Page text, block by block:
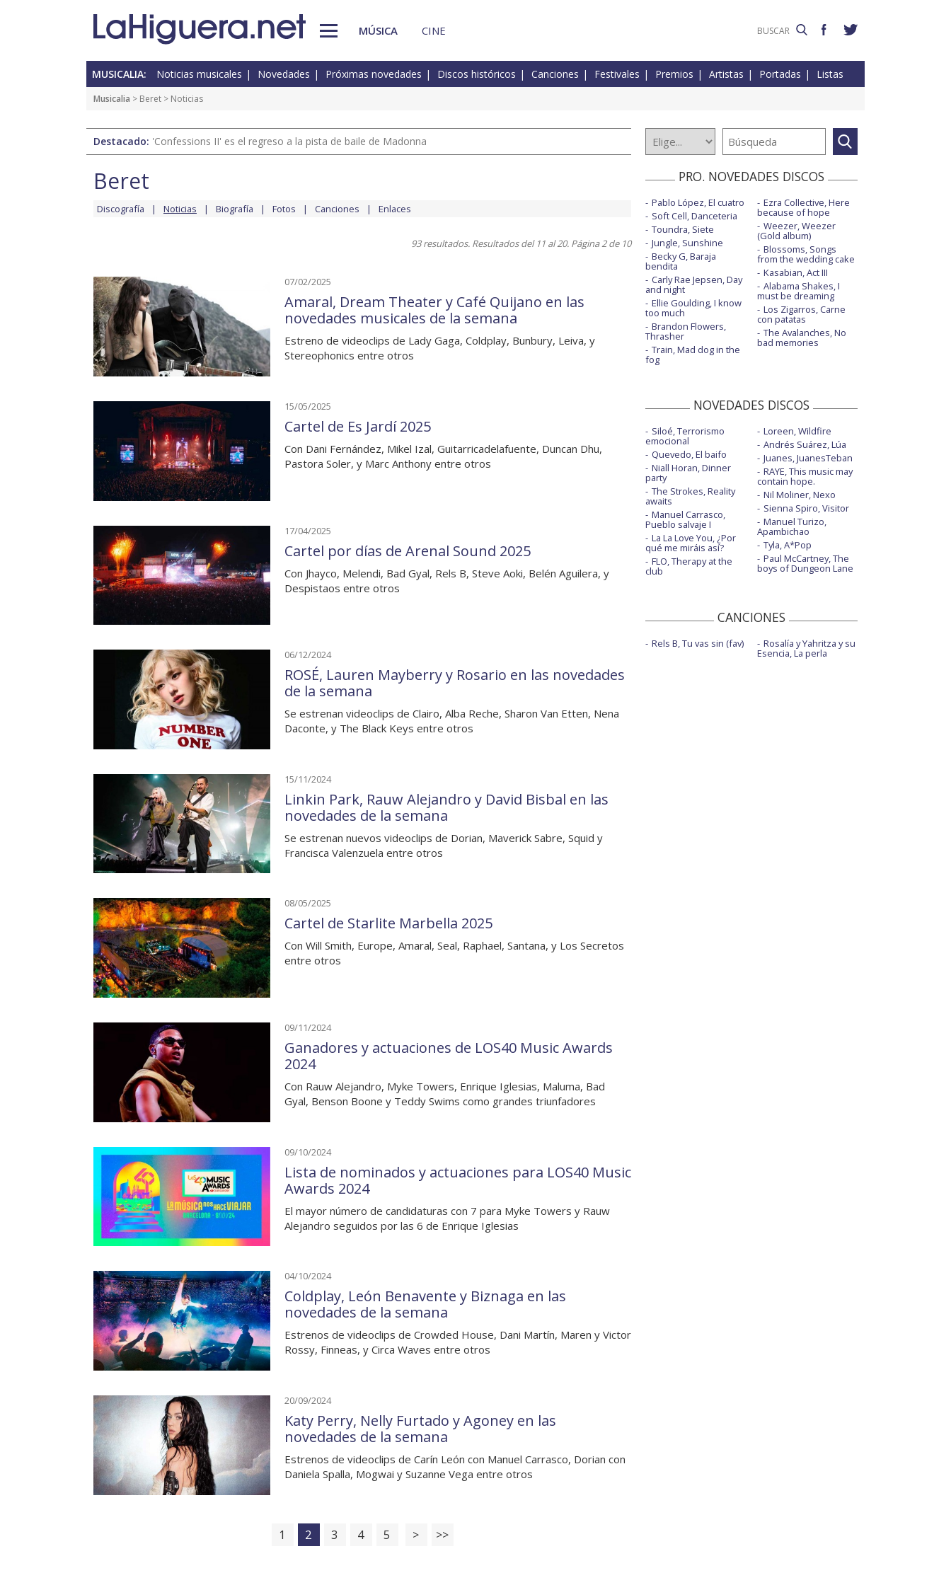
MÚSICA CINE
MUSICALIA: Noticias musicales Novedades Próximas novedades Discos históricos Canciones Festivales Premios Artistas Portadas Listas
Musicalia > Beret > Noticias
Destacado: 'Confessions II' es el regreso a la pista de baile de Madonna
Beret
Discografía Noticias Biografía Fotos Canciones Enlaces
93 resultados. Resultados del 11 al 20. Página 2 de 10
07/02/2025
Amaral, Dream Theater y Café Quijano en las
novedades musicales de la semana
Estreno de videoclips de Lady Gaga, Coldplay, Bunbury, Leiva, y
Stereophonics entre otros
15/05/2025
Cartel de Es Jardí 2025
Con Dani Fernández, Mikel Izal, Guitarricadelafuente, Duncan Dhu,
Pastora Soler, y Marc Anthony entre otros
17/04/2025
Cartel por días de Arenal Sound 2025
Con Jhayco, Melendi, Bad Gyal, Rels B, Steve Aoki, Belén Aguilera, y
Despistaos entre otros
06/12/2024
ROSÉ, Lauren Mayberry y Rosario en las novedades
de la semana
Se estrenan videoclips de Clairo, Alba Reche, Sharon Van Etten, Nena
Daconte, y The Black Keys entre otros
15/11/2024
Linkin Park, Rauw Alejandro y David Bisbal en las
novedades de la semana
Se estrenan nuevos videoclips de Dorian, Maverick Sabre, Squid y
Francisca Valenzuela entre otros
08/05/2025
Cartel de Starlite Marbella 2025
Con Will Smith, Europe, Amaral, Seal, Raphael, Santana, y Los Secretos
entre otros
09/11/2024
Ganadores y actuaciones de LOS40 Music Awards
2024
Con Rauw Alejandro, Myke Towers, Enrique Iglesias, Maluma, Bad
Gyal, Benson Boone y Teddy Swims como grandes triunfadores
09/10/2024
Lista de nominados y actuaciones para LOS40 Music
Awards 2024
El mayor número de candidaturas con 7 para Myke Towers y Rauw
Alejandro seguidos por las 6 de Enrique Iglesias
04/10/2024
Coldplay, León Benavente y Biznaga en las
novedades de la semana
Estrenos de videoclips de Crowded House, Dani Martín, Maren y Victor
Rossy, Finneas, y Circa Waves entre otros
20/09/2024
Katy Perry, Nelly Furtado y Agoney en las
novedades de la semana
Estrenos de videoclips de Carín León con Manuel Carrasco, Dorian con
Daniela Spalla, Mogwai y Suzanne Vega entre otros
1 2 3 4 5 > >>
PRO. NOVEDADES DISCOS
Pablo López, El cuatro
Soft Cell, Danceteria
Toundra, Siete
Jungle, Sunshine
Becky G, Baraja
bendita
Carly Rae Jepsen, Day
and night
Ellie Goulding, I know
too much
Brandon Flowers,
Thrasher
Train, Mad dog in the
fog
Ezra Collective, Here
because of hope
Weezer, Weezer
(Gold album)
Blossoms, Songs
from the wedding cake
Kasabian, Act III
Alabama Shakes, I
must be dreaming
Los Zigarros, Carne
con patatas
The Avalanches, No
bad memories
NOVEDADES DISCOS
Siloé, Terrorismo
emocional
Quevedo, El baifo
Niall Horan, Dinner
party
The Strokes, Reality
awaits
Manuel Carrasco,
Pueblo salvaje I
La La Love You, ¿Por
qué me miráis así?
FLO, Therapy at the
club
Loreen, Wildfire
Andrés Suárez, Lúa
Juanes, JuanesTeban
RAYE, This music may
contain hope.
Nil Moliner, Nexo
Sienna Spiro, Visitor
Manuel Turizo,
Apambichao
Tyla, A*Pop
Paul McCartney, The
boys of Dungeon Lane
CANCIONES
Rels B, Tu vas sin (fav) Rosalía y Yahritza y su
Esencia, La perla